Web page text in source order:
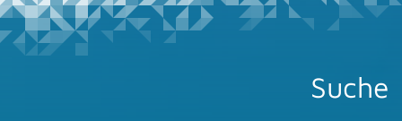
Suche